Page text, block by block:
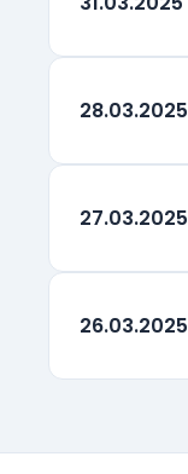
28.03.2025
27.03.2025
26.03.2025